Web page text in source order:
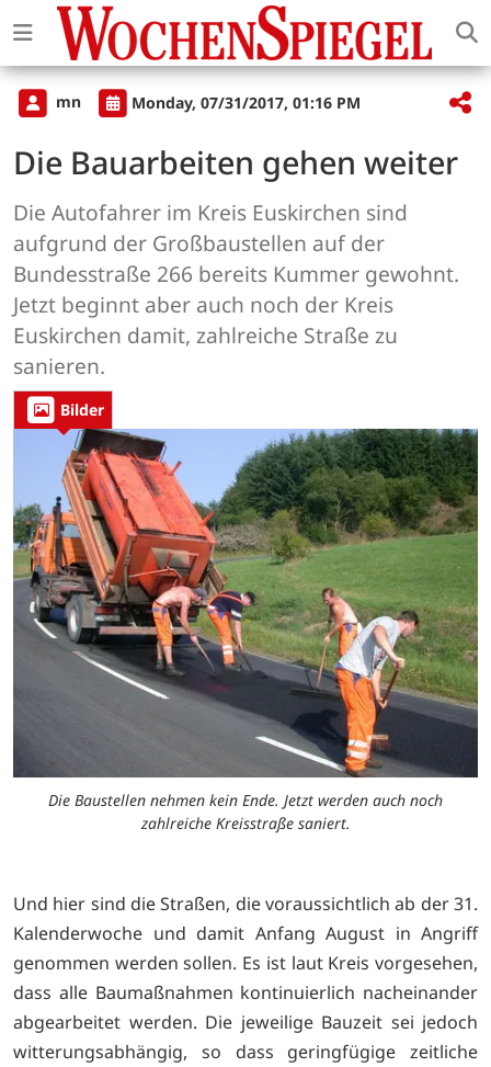
mn Monday, 07/31/2017, 01:16 PM
Die Bauarbeiten gehen weiter
Die Autofahrer im Kreis Euskirchen sind
aufgrund der Großbaustellen auf der
Bundesstraße 266 bereits Kummer gewohnt.
Jetzt beginnt aber auch noch der Kreis
Euskirchen damit, zahlreiche Straße zu
sanieren.
Bilder
Die Baustellen nehmen kein Ende. Jetzt werden auch noch
zahlreiche Kreisstraße saniert.
Und hier sind die Straßen, die voraussichtlich ab der 31.
Kalenderwoche und damit Anfang August in Angriff
genommen werden sollen. Es ist laut Kreis vorgesehen,
dass alle Baumaßnahmen kontinuierlich nacheinander
abgearbeitet werden. Die jeweilige Bauzeit sei jedoch
witterungsabhängig, so dass geringfügige zeitliche